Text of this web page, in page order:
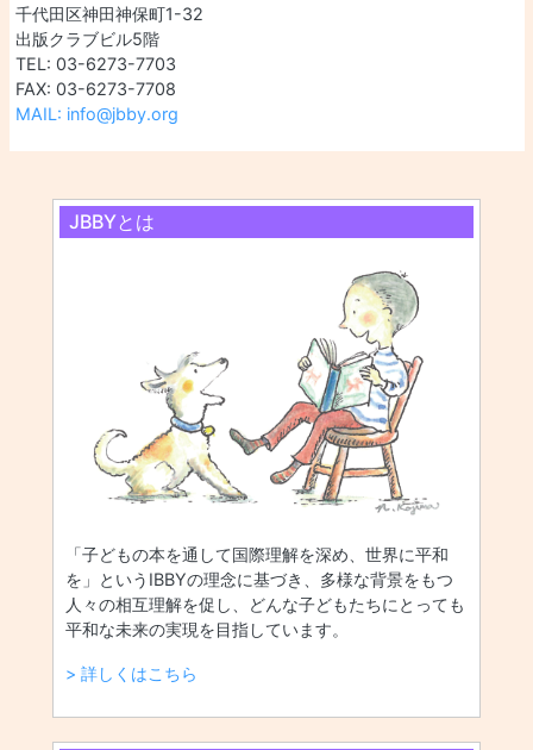
千代田区神田神保町1-32
出版クラブビル5階
TEL: 03-6273-7703
FAX: 03-6273-7708
MAIL: info@jbby.org
JBBYとは
「子どもの本を通して国際理解を深め、世界に平和
を」というIBBYの理念に基づき、多様な背景をもつ
人々の相互理解を促し、どんな子どもたちにとっても
平和な未来の実現を目指しています。
> 詳しくはこちら